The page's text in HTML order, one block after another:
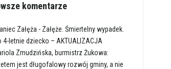
komentarze
Załęża - Załęże. Śmiertelny wypadek.
4-letnie dziecko – AKTUALIZACJA
Zmudzińska, burmistrz Żukowa:
jest długofalowy rozwój gminy, a nie